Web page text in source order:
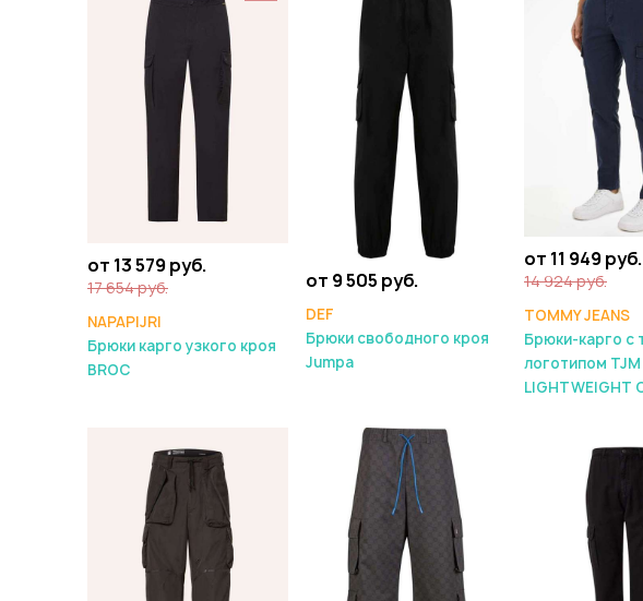
от 13 579 руб.
17 654 руб.
NAPAPIJRI
Брюки карго узкого кроя
BROC
от 9 505 руб.
DEF
Брюки свободного кроя
Jumpa
от 11 949 руб.
14 924 руб.
TOMMY JEANS
Брюки-карго с
логотипом TJM
LIGHTWEIGHT